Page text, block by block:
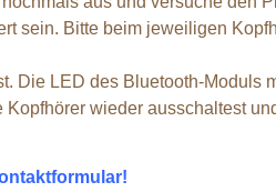
sein. Bitte beim jeweiligen
Die LED des Bluetooth-
wieder ausschaltest